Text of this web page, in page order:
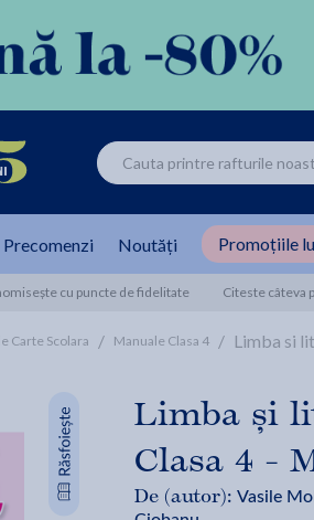
Precomenzi Noutăți Promoțiile
cu puncte de fidelitate Citeste câteva
Carte Scolara / Manuale Clasa 4 / Limba si
Limba și
Clasa 4 -
De (autor): Vasile